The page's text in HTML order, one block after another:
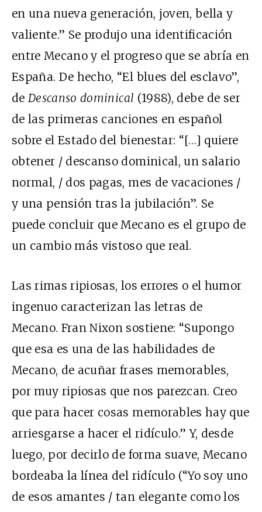
en una nueva generación, joven, bella y
valiente.” Se produjo una identificación
entre Mecano y el progreso que se abría en
España. De hecho, “El blues del esclavo”,
de Descanso dominical (1988), debe de ser
de las primeras canciones en español
sobre el Estado del bienestar: “[…] quiere
obtener / descanso dominical, un salario
normal, / dos pagas, mes de vacaciones /
y una pensión tras la jubilación”. Se
puede concluir que Mecano es el grupo de
un cambio más vistoso que real.
Las rimas ripiosas, los errores o el humor
ingenuo caracterizan las letras de
Mecano. Fran Nixon sostiene: “Supongo
que esa es una de las habilidades de
Mecano, de acuñar frases memorables,
por muy ripiosas que nos parezcan. Creo
que para hacer cosas memorables hay que
arriesgarse a hacer el ridículo.” Y, desde
luego, por decirlo de forma suave, Mecano
bordeaba la línea del ridículo (“Yo soy uno
de esos amantes / tan elegante como los